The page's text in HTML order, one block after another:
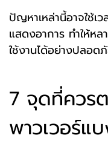
ปัญหาเหล่านี้อาจใช้เ
แสดงอาการ ทำให้หล
ใช้งานได้อย่างปลอด
7 จุดที่ควร
พาวเวอร์แ